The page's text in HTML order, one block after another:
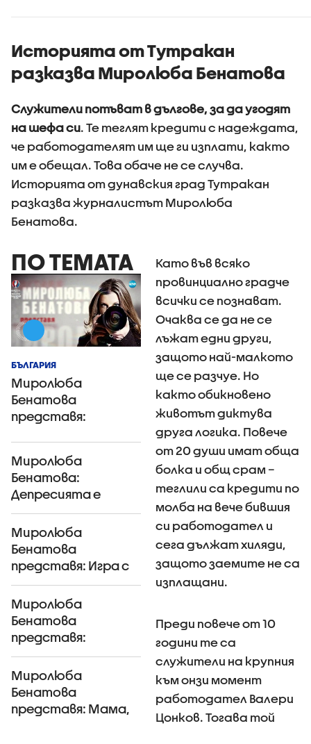
Историята от Тутракан
разказва Миролюба Бенатова
Служители потъват в дългове, за да угодят
на шефа си. Те теглят кредити с надеждата,
че работодателят им ще ги изплати, както
им е обещал. Това обаче не се случва.
Историята от дунавския град Тутракан
разказва журналистът Миролюба
Бенатова.
ПО ТЕМАТА
БЪЛГАРИЯ
Миролюба
Бенатова
представя:
Миролюба
Бенатова:
Депресията е
болестта на века
Миролюба
Бенатова
представя: Игра с
огъня
Миролюба
Бенатова
представя:
Молбата за
прошка на Цвети
Миролюба
Бенатова
представя: Мама,
Като във всяко
провинциално градче
всички се познават.
Очаква се да не се
лъжат едни други,
защото най-малкото
ще се разчуе. Но
както обикновено
животът диктува
друга логика. Повече
от 20 души имат обща
болка и общ срам –
теглили са кредити по
молба на вече бившия
си работодател и
сега дължат хиляди,
защото заемите не са
изплащани.
Преди повече от 10
години те са
служители на крупния
към онзи момент
работодател Валери
Цонков. Тогава той